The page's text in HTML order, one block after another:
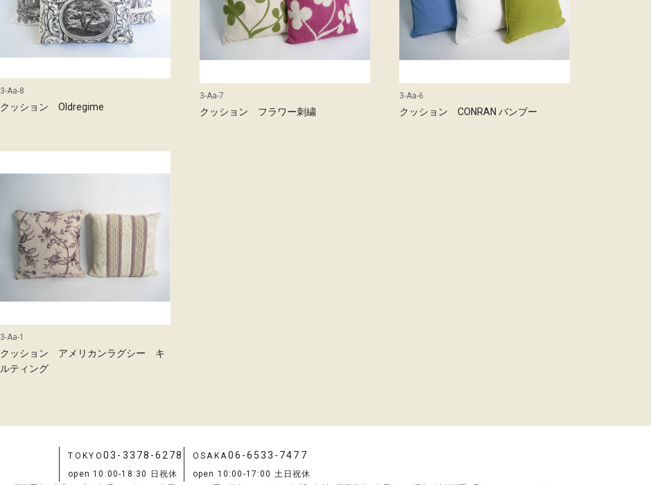
3-Aa-8
クッション Oldregime
3-Aa-7
クッション フラワー刺繍
3-Aa-6
クッション CONRAN バンブー
3-Aa-1
クッション アメリカンラグシー キ
ルティング
TOKYO03-3378-6278
open 10:00-18:30 日祝休
OSAKA06-6533-7477
open 10:00-17:00 土日祝休